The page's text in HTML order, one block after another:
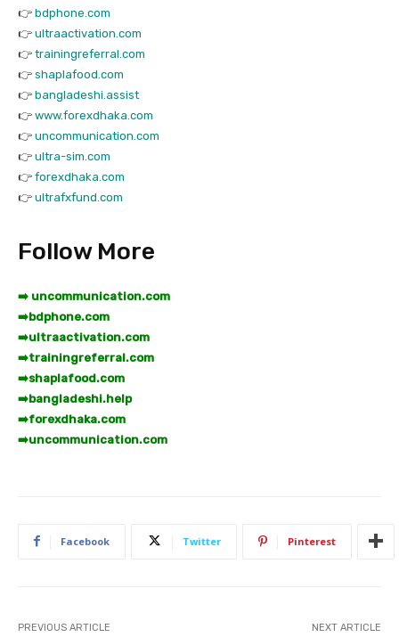
👉 bdphone.com
👉 ultraactivation.com
👉 trainingreferral.com
👉 shaplafood.com
👉 bangladeshi.assist
👉 www.forexdhaka.com
👉 uncommunication.com
👉 ultra-sim.com
👉 forexdhaka.com
👉 ultrafxfund.com
Follow More
➡️ uncommunication.com
➡️bdphone.com
➡️ultraactivation.com
➡️trainingreferral.com
➡️shaplafood.com
➡️bangladeshi.help
➡️forexdhaka.com
➡️uncommunication.com
Facebook Twitter Pinterest
PREVIOUS ARTICLE NEXT ARTICLE